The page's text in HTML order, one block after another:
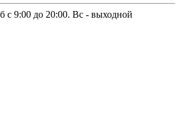
с 9:00 до 20:00. Вс - выходной